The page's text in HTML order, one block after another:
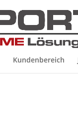
Kundenbereich